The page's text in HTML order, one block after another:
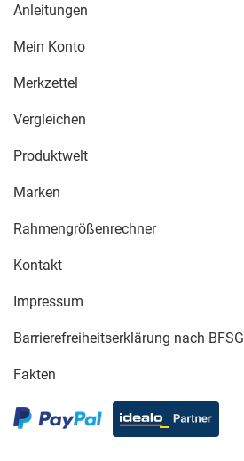
Anleitungen
Mein Konto
Merkzettel
Vergleichen
Produktwelt
Marken
Rahmengrößenrechner
Kontakt
Impressum
Barrierefreiheitserklärung nach BFSG
Fakten